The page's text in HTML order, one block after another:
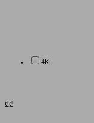
4K
₾₾